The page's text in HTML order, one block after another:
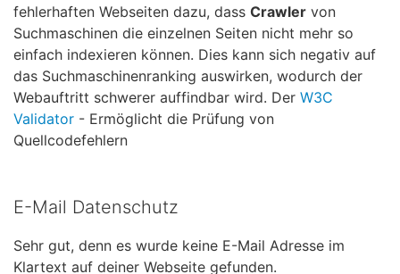
fehlerhaften Webseiten dazu, dass Crawler von
Suchmaschinen die einzelnen Seiten nicht mehr so
einfach indexieren können. Dies kann sich negativ auf
das Suchmaschinenranking auswirken, wodurch der
Webauftritt schwerer auffindbar wird. Der W3C
Validator - Ermöglicht die Prüfung von
Quellcodefehlern
E-Mail Datenschutz
Sehr gut, denn es wurde keine E-Mail Adresse im
Klartext auf deiner Webseite gefunden.